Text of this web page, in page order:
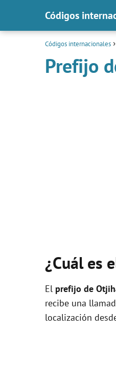
Códigos
Códigos internacionales
Prefijo
¿Cuál es
El prefijo de
recibe una
localización